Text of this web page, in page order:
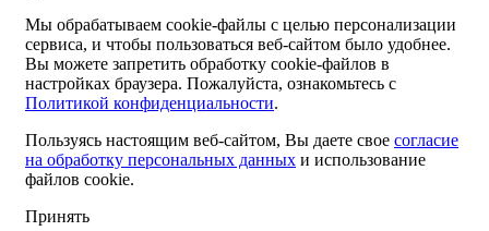
Мы обрабатываем cookie-файлы с целью персонализации
сервиса, и чтобы пользоваться веб-сайтом было удобнее.
Вы можете запретить обработку cookie-файлов в
настройках браузера. Пожалуйста, ознакомьтесь с
Политикой конфиденциальности.
Пользуясь настоящим веб-сайтом, Вы даете свое согласие
на обработку персональных данных и использование
файлов cookie.
Принять